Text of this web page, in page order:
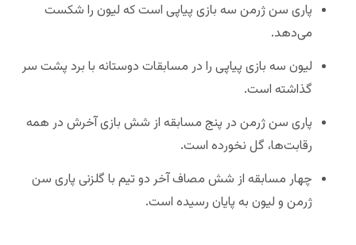
پاری سن ژرمن سه بازی پیاپی است که لیون را شکست
می‌دهد.
لیون سه بازی پیاپی را در مسابقات دوستانه با برد پشت سر
گذاشته است.
پاری سن ژرمن در پنج مسابقه از شش بازی آخرش در همه
رقابت‌ها، گل نخورده است.
چهار مسابقه از شش مصاف آخر دو تیم با گلزنی پاری سن
ژرمن و لیون به پایان رسیده است.